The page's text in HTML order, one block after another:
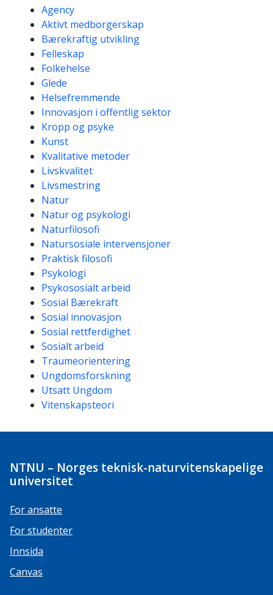
Kompetanseord
Agency
Aktivt medborgerskap
Bærekraftig utvikling
Felleskap
Folkehelse
Glede
Helsefremmende
Innovasjon i offentlig sektor
Kropp og psyke
Kunst
Kvalitative metoder
Livskvalitet
Livsmestring
Natur
Natur og psykologi
Naturfilosofi
Natursosiale intervensjoner
Praktisk filosofi
Psykologi
Psykososialt arbeid
Sosial Bærekraft
Sosial innovasjon
Sosial rettferdighet
Sosialt arbeid
Traumeorientering
Ungdomsforskning
Utsatt Ungdom
Vitenskapsteori
NTNU – Norges teknisk-naturvitenskapelige
universitet
For ansatte
For studenter
Innsida
Canvas